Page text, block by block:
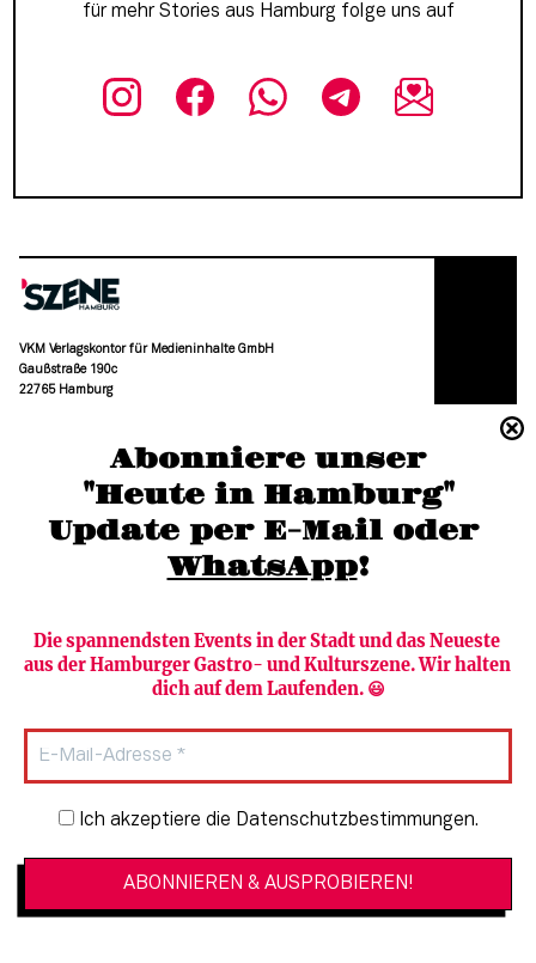
Abonniere unser
"Heute in Hamburg"
Update per E-Mail oder
WhatsApp!
Die spannendsten Events in der Stadt und das Neueste
aus der Hamburger Gastro- und Kulturszene. Wir halten
dich auf dem Laufenden. 😃
Newsletter-Anmeldung
Ich akzeptiere die Datenschutzbestimmungen.
für mehr Stories aus Hamburg folge uns auf
VKM Verlagskontor für Medieninhalte GmbH
Gaußstraße 190c
22765 Hamburg
moc.grubmah-enezs@ofni
Newsletter abonnieren
HAMBURG PUR